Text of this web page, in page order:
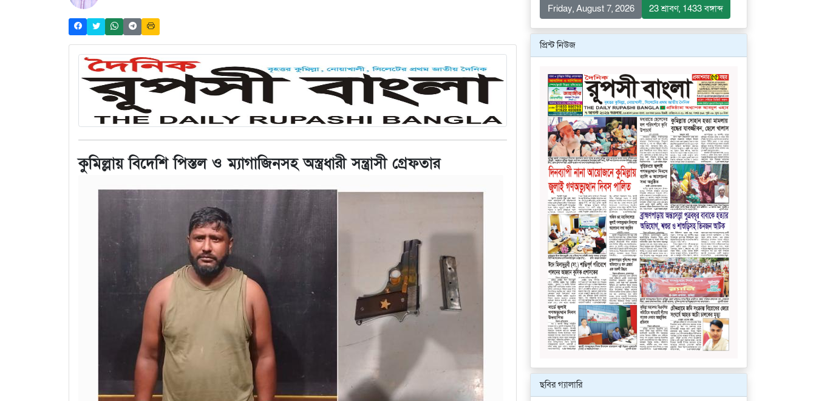
কুমিল্লায় বিদেশি পিস্তল ও ম্যাগাজিনসহ অস্ত্রধারী সন্ত্রাসী গ্রেফতার
Friday, August 7, 2026 23 শ্রাবণ, 1433 বঙ্গাব্দ
প্রিন্ট নিউজ
ছবির গ্যালারি